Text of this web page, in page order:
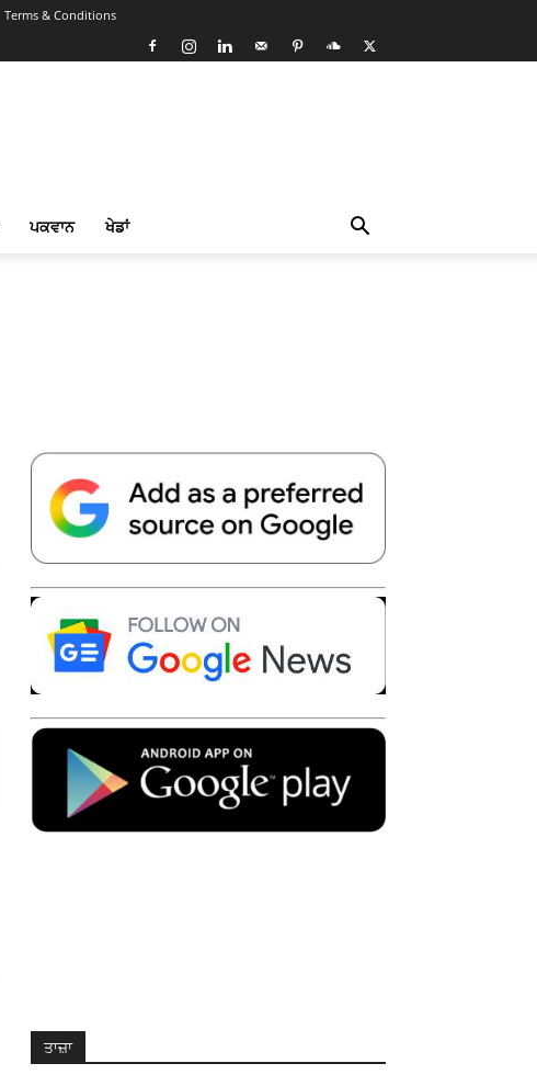
Terms & Conditions
ਪਕਵਾਨ ਖੇਡਾਂ
Telegram Copy URL
ਤਾਜ਼ਾ